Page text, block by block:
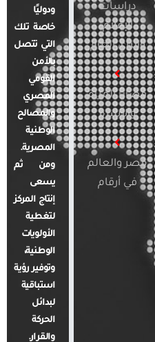
دراسات
الإعلام
والرأي العام
قضايا المرأة
والأسرة
مصر والعالم
في أرقام
ودوليًا
خاصة تلك
التي تتصل
بالأمن
القومي
المصري
والمصالح
الوطنية
المصرية.
ومن ثم
يسعى
إنتاج المركز
لتغطية
الأولويات
الوطنية،
وتوفير رؤية
استباقية
لبدائل
الحركة
والقرار.